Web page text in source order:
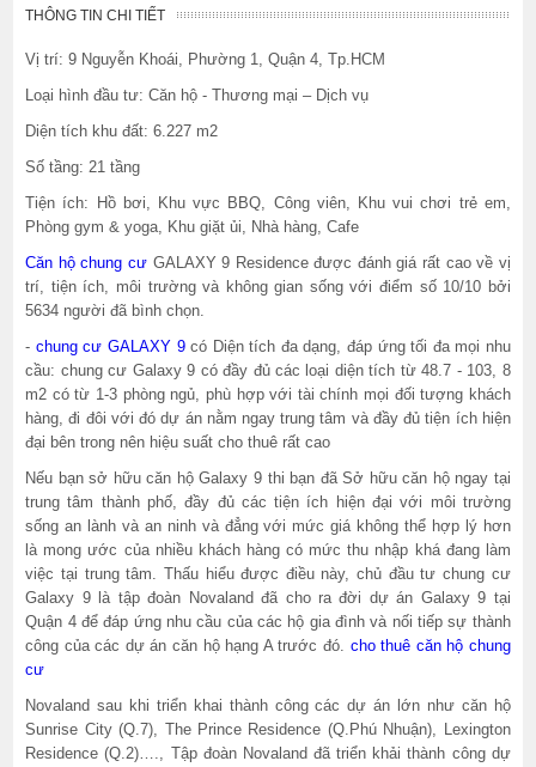
THÔNG TIN CHI TIẾT
Vị trí: 9 Nguyễn Khoái, Phường 1, Quận 4, Tp.HCM
Loại hình đầu tư: Căn hộ - Thương mại – Dịch vụ
Diện tích khu đất: 6.227 m2
Số tầng: 21 tầng
Tiện ích: Hồ bơi, Khu vực BBQ, Công viên, Khu vui chơi trẻ em,
Phòng gym & yoga, Khu giặt ủi, Nhà hàng, Cafe
Căn hộ chung cưGALAXY 9 Residence được đánh giá rất cao về vị
trí, tiện ích, môi trường và không gian sống với điểm số 10/10 bởi
5634 người đã bình chọn.
- chung cư GALAXY 9có Diện tích đa dạng, đáp ứng tối đa mọi nhu
cầu: chung cư Galaxy 9 có đầy đủ các loại diện tích từ 48.7 - 103, 8
m2 có từ 1-3 phòng ngủ, phù hợp với tài chính mọi đối tượng khách
hàng, đi đôi với đó dự án nằm ngay trung tâm và đầy đủ tiện ích hiện
đại bên trong nên hiệu suất cho thuê rất cao
Nếu bạn sở hữu căn hộ Galaxy 9 thi bạn đã Sở hữu căn hộ ngay tại
trung tâm thành phố, đầy đủ các tiện ích hiện đại với môi trường
sống an lành và an ninh và đẳng với mức giá không thể hợp lý hơn
là mong ước của nhiều khách hàng có mức thu nhập khá đang làm
việc tại trung tâm. Thấu hiểu được điều này, chủ đầu tư chung cư
Galaxy 9 là tập đoàn Novaland đã cho ra đời dự án Galaxy 9 tại
Quận 4 để đáp ứng nhu cầu của các hộ gia đình và nối tiếp sự thành
công của các dự án căn hộ hạng A trước đó. cho thuê căn hộ chung
cư
Novaland sau khi triển khai thành công các dự án lớn như căn hộ
Sunrise City (Q.7), The Prince Residence (Q.Phú Nhuận), Lexington
Residence (Q.2)…., Tập đoàn Novaland đã triển khải thành công dự